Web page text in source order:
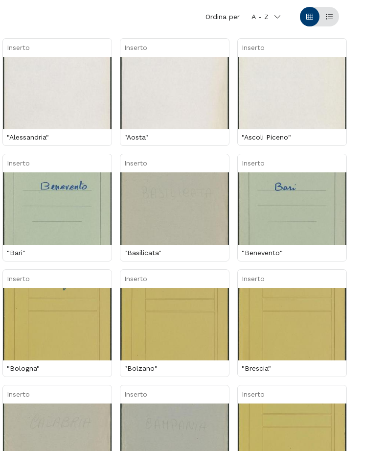
Ordina per A - Z
GrigliaTable
Inserto
"Alessandria"
Inserto
"Aosta"
Inserto
"Ascoli Piceno"
Inserto
"Bari"
Inserto
"Basilicata"
Inserto
"Benevento"
Inserto
"Bologna"
Inserto
"Bolzano"
Inserto
"Brescia"
Inserto Inserto Inserto